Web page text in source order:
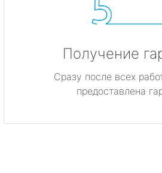
Получение
Сразу после всех
предоставлена